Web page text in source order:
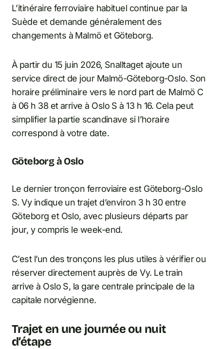
L’itinéraire ferroviaire habituel continue par la
Suède et demande généralement des
changements à Malmö et Göteborg.
À partir du 15 juin 2026, Snalltaget ajoute un
service direct de jour Malmö-Göteborg-Oslo. Son
horaire préliminaire vers le nord part de Malmö C
à 06 h 38 et arrive à Oslo S à 13 h 16. Cela peut
simplifier la partie scandinave si l’horaire
correspond à votre date.
Göteborg à Oslo
Le dernier tronçon ferroviaire est Göteborg-Oslo
S. Vy indique un trajet d’environ 3 h 30 entre
Göteborg et Oslo, avec plusieurs départs par
jour, y compris le week-end.
C’est l’un des tronçons les plus utiles à vérifier ou
réserver directement auprès de Vy. Le train
arrive à Oslo S, la gare centrale principale de la
capitale norvégienne.
Trajet en une journée ou nuit
d’étape